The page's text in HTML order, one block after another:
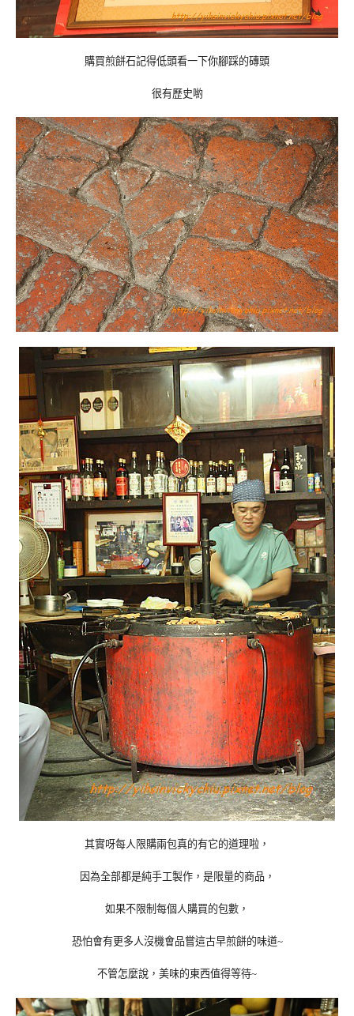
購買煎餅石記得低頭看一下你腳踩的磚頭
很有歷史喲
其實呀每人限購兩包真的有它的道理啦，
因為全部都是純手工製作，是限量的商品，
如果不限制每個人購買的包數，
恐怕會有更多人沒機會品嘗這古早煎餅的味道~
不管怎麼說，美味的東西值得等待~